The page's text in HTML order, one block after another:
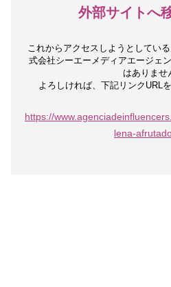
外部サイトへ
これからアクセスしようとしている
式会社シーエーメディアエージェ
はありませ
よろしければ、下記リンクURL
https://
lena-